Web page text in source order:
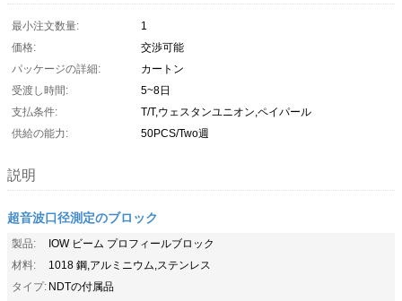
最小注文数量:
1
価格:
交渉可能
パッケージの詳細:
カートン
受渡し時間:
5~8日
支払条件:
T/T,ウェスタンユニオン,ペイパール
供給の能力:
50PCS/Two週
説明
超音波口径測定のブロック
製品:
IOW ビーム プロフィールブロック
材料:
1018 鋼,アルミニウム,ステンレス
タイプ: NDTの付属品